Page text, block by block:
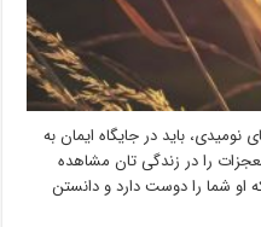
باید در جایگاه ایمان به
را در زندگی تان مشاهده
او شما را دوست دارد و دانستن